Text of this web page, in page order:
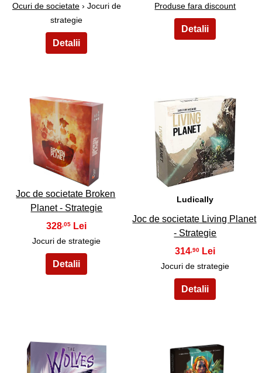
Ocuri de societate› Jocuri de
strategie
Produse fara discount
13
Joc de societate Broken
Planet - Strategie
328,05
Jocuri de strategie
14
Ludically
Joc de societate Living Planet
- Strategie
314 ,90
Jocuri de strategie